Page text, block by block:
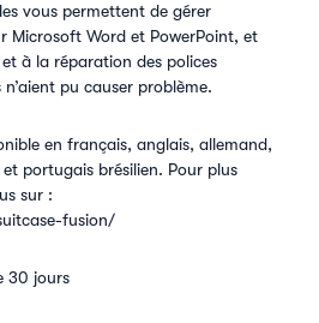
vous permettent de gérer
Microsoft Word et PowerPoint, et
à la réparation des polices
pu causer problème.
en français, anglais, allemand,
portugais brésilien. Pour plus
sur :
fusion/
30 jours